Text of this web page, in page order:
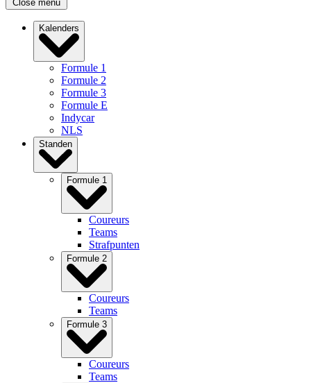
Close menu
Kalenders
Formule 1
Formule 2
Formule 3
Formule E
Indycar
NLS
Standen
Formule 1
Coureurs
Teams
Strafpunten
Formule 2
Coureurs
Teams
Formule 3
Coureurs
Teams